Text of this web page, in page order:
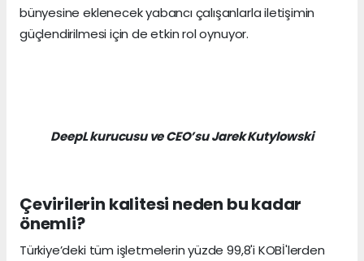
bünyesine eklenecek yabancı çalışanlarla iletişimin
güçlendirilmesi için de etkin rol oynuyor.
DeepL kurucusu ve CEO’su Jarek Kutylowski
Çevirilerin kalitesi neden bu kadar
önemli?
Türkiye’deki tüm işletmelerin yüzde 99,8'i KOBİ'lerden